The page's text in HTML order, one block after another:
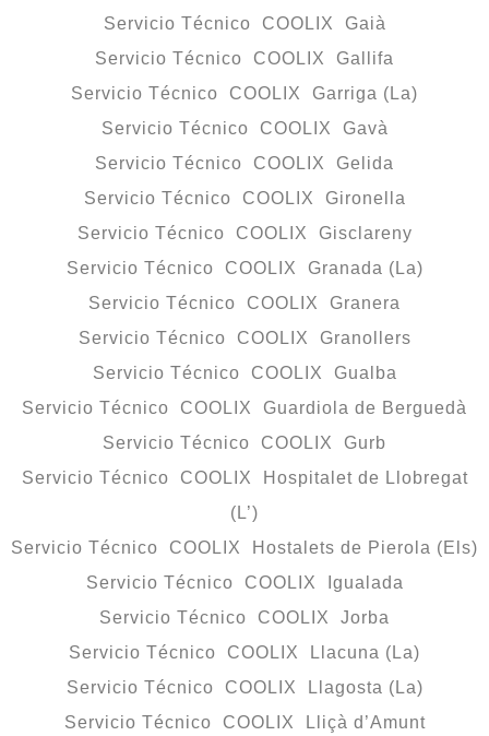
Servicio Técnico COOLIX Gaià
Servicio Técnico COOLIX Gallifa
Servicio Técnico COOLIX Garriga (La)
Servicio Técnico COOLIX Gavà
Servicio Técnico COOLIX Gelida
Servicio Técnico COOLIX Gironella
Servicio Técnico COOLIX Gisclareny
Servicio Técnico COOLIX Granada (La)
Servicio Técnico COOLIX Granera
Servicio Técnico COOLIX Granollers
Servicio Técnico COOLIX Gualba
Servicio Técnico COOLIX Guardiola de Berguedà
Servicio Técnico COOLIX Gurb
Servicio Técnico COOLIX Hospitalet de Llobregat
(L’)
Servicio Técnico COOLIX Hostalets de Pierola (Els)
Servicio Técnico COOLIX Igualada
Servicio Técnico COOLIX Jorba
Servicio Técnico COOLIX Llacuna (La)
Servicio Técnico COOLIX Llagosta (La)
Servicio Técnico COOLIX Lliçà d’Amunt